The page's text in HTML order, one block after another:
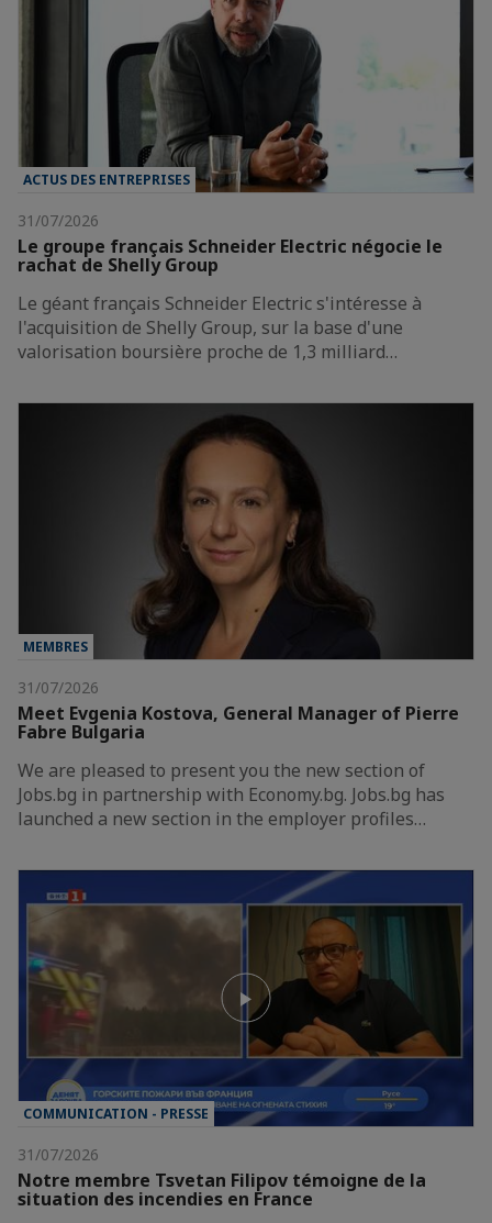
ACTUS DES ENTREPRISES
31/07/2026
Le groupe français Schneider Electric négocie le
rachat de Shelly Group
Le géant français Schneider Electric s'intéresse à
l'acquisition de Shelly Group, sur la base d'une
valorisation boursière proche de 1,3 milliard…
MEMBRES
31/07/2026
Meet Evgenia Kostova, General Manager of Pierre
Fabre Bulgaria
We are pleased to present you the new section of
Jobs.bg in partnership with Economy.bg. Jobs.bg has
launched a new section in the employer profiles…
COMMUNICATION - PRESSE
31/07/2026
Notre membre Tsvetan Filipov témoigne de la
situation des incendies en France